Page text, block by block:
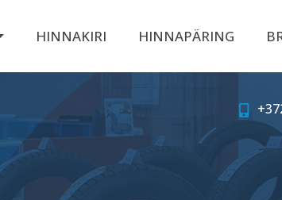
HINNAKIRI HINNAPÄRING